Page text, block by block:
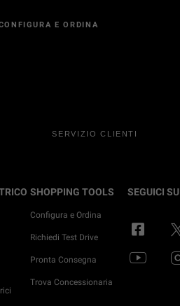
E ORDINA
SERVIZIO CLIENTI
SHOPPING TOOLS
Configura e Ordina
Richiedi Test Drive
Pronta Consegna
Trova Concessionaria
SEGUICI SU